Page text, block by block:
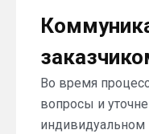
Во время
вопросы и
индивидуальном